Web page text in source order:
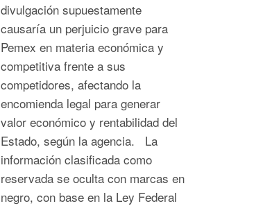
divulgación supuestamente
causaría un perjuicio grave para
Pemex en materia económica y
competitiva frente a sus
competidores, afectando la
encomienda legal para generar
valor económico y rentabilidad del
Estado, según la agencia. La
información clasificada como
reservada se oculta con marcas en
negro, con base en la Ley Federal